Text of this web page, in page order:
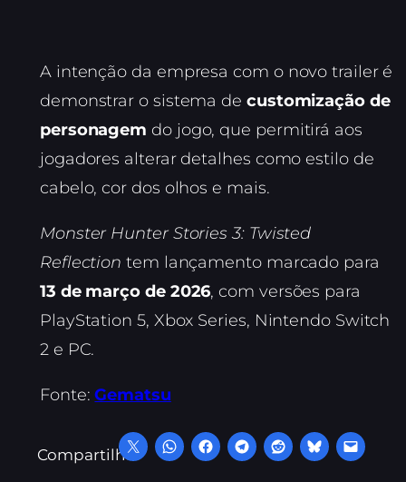
A intenção da empresa com o novo trailer é
demonstrar o sistema de customização de
personagem do jogo, que permitirá aos
jogadores alterar detalhes como estilo de
cabelo, cor dos olhos e mais.
Monster Hunter Stories 3: Twisted
Reflection tem lançamento marcado para
13 de março de 2026, com versões para
PlayStation 5, Xbox Series, Nintendo Switch
2 e PC.
Fonte:Gematsu
Compartilhe: